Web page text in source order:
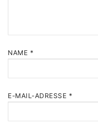
NAME *
E-MAIL-ADRESSE *